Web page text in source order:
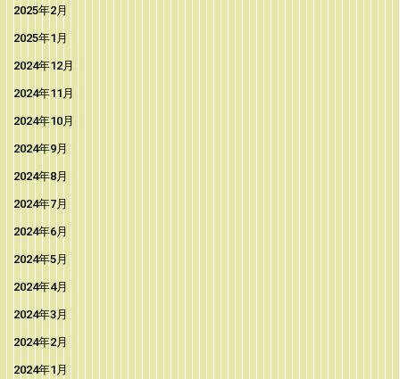
2025年2月
2025年1月
2024年12月
2024年11月
2024年10月
2024年9月
2024年8月
2024年7月
2024年6月
2024年5月
2024年4月
2024年3月
2024年2月
2024年1月